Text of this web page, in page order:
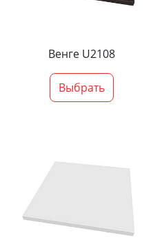
Венге U2108
Выбрать